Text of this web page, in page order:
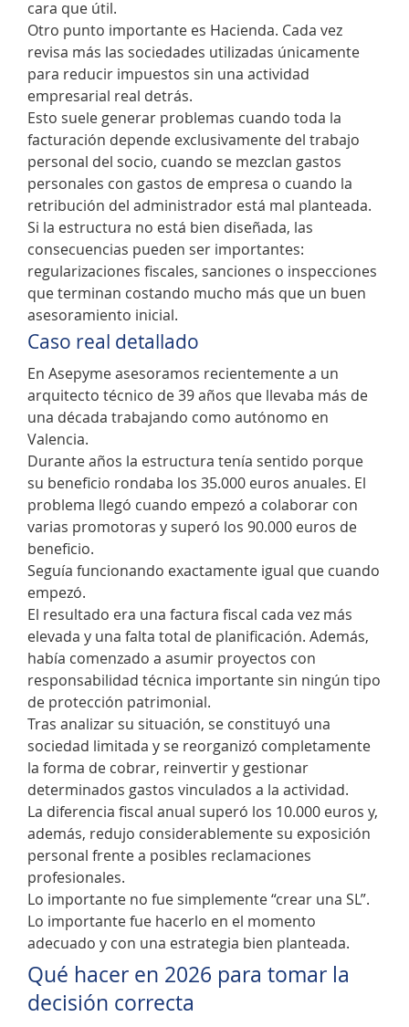
cara que útil.
Otro punto importante es Hacienda. Cada vez
revisa más las sociedades utilizadas únicamente
para reducir impuestos sin una actividad
empresarial real detrás.
Esto suele generar problemas cuando toda la
facturación depende exclusivamente del trabajo
personal del socio, cuando se mezclan gastos
personales con gastos de empresa o cuando la
retribución del administrador está mal planteada.
Si la estructura no está bien diseñada, las
consecuencias pueden ser importantes:
regularizaciones fiscales, sanciones o inspecciones
que terminan costando mucho más que un buen
asesoramiento inicial.
Caso real detallado
En Asepyme asesoramos recientemente a un
arquitecto técnico de 39 años que llevaba más de
una década trabajando como autónomo en
Valencia.
Durante años la estructura tenía sentido porque
su beneficio rondaba los 35.000 euros anuales. El
problema llegó cuando empezó a colaborar con
varias promotoras y superó los 90.000 euros de
beneficio.
Seguía funcionando exactamente igual que cuando
empezó.
El resultado era una factura fiscal cada vez más
elevada y una falta total de planificación. Además,
había comenzado a asumir proyectos con
responsabilidad técnica importante sin ningún tipo
de protección patrimonial.
Tras analizar su situación, se constituyó una
sociedad limitada y se reorganizó completamente
la forma de cobrar, reinvertir y gestionar
determinados gastos vinculados a la actividad.
La diferencia fiscal anual superó los 10.000 euros y,
además, redujo considerablemente su exposición
personal frente a posibles reclamaciones
profesionales.
Lo importante no fue simplemente “crear una SL”.
Lo importante fue hacerlo en el momento
adecuado y con una estrategia bien planteada.
Qué hacer en 2026 para tomar la
decisión correcta